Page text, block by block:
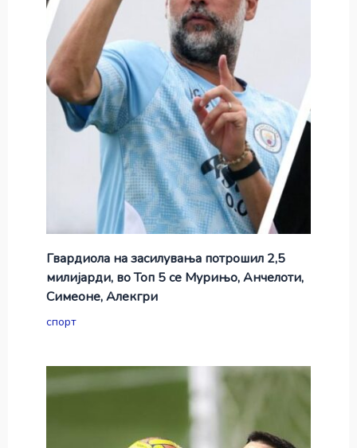
Гвардиола на засилувања потрошил 2,5
милијарди, во Топ 5 се Мурињо, Анчелоти,
Симеоне, Алекгри
спорт